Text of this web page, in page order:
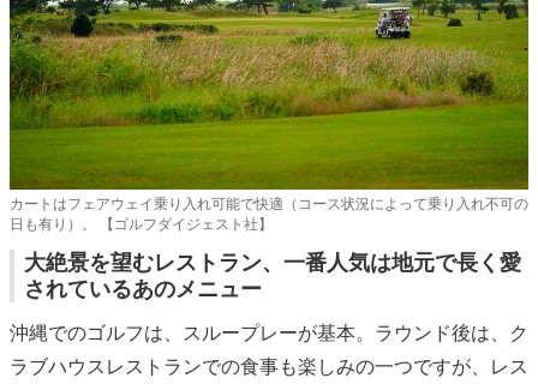
カートはフェアウェイ乗り入れ可能で快適（コース状況によって乗り入れ不可の
日も有り）。 【ゴルフダイジェスト社】
大絶景を望むレストラン、一番人気は地元で長く愛
されているあのメニュー
沖縄でのゴルフは、スループレーが基本。ラウンド後は、ク
ラブハウスレストランでの食事も楽しみの一つですが、レス